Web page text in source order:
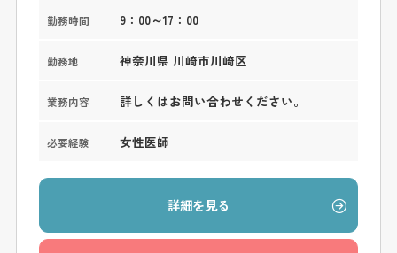
勤務時間 9：00～17：00
勤務地 神奈川県 川崎市川崎区
業務内容 詳しくはお問い合わせください。
必要経験 女性医師
詳細を見る